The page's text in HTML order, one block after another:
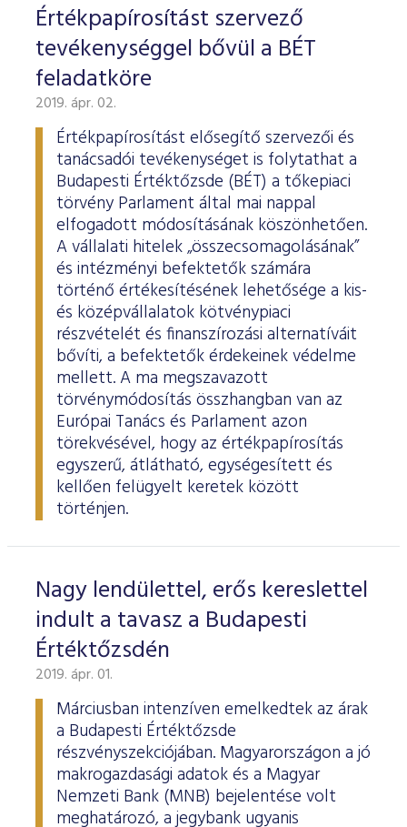
Értékpapírosítást szervező
tevékenységgel bővül a BÉT
feladatköre
2019. ápr. 02.
Értékpapírosítást elősegítő szervezői és
tanácsadói tevékenységet is folytathat a
Budapesti Értéktőzsde (BÉT) a tőkepiaci
törvény Parlament által mai nappal
elfogadott módosításának köszönhetően.
A vállalati hitelek „összecsomagolásának”
és intézményi befektetők számára
történő értékesítésének lehetősége a kis-
és középvállalatok kötvénypiaci
részvételét és finanszírozási alternatíváit
bővíti, a befektetők érdekeinek védelme
mellett. A ma megszavazott
törvénymódosítás összhangban van az
Európai Tanács és Parlament azon
törekvésével, hogy az értékpapírosítás
egyszerű, átlátható, egységesített és
kellően felügyelt keretek között
történjen.
Nagy lendülettel, erős kereslettel
indult a tavasz a Budapesti
Értéktőzsdén
2019. ápr. 01.
Márciusban intenzíven emelkedtek az árak
a Budapesti Értéktőzsde
részvényszekciójában. Magyarországon a jó
makrogazdasági adatok és a Magyar
Nemzeti Bank (MNB) bejelentése volt
meghatározó, a jegybank ugyanis